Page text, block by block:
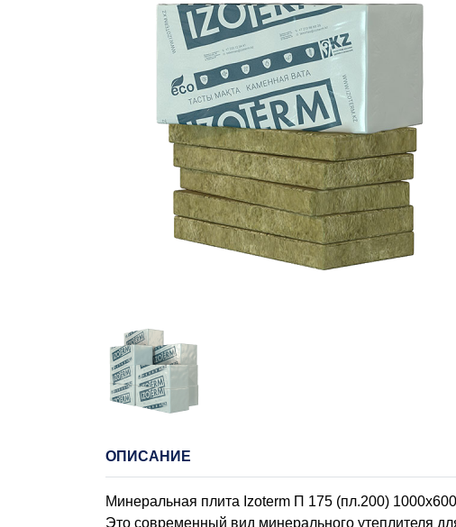
ОПИСАНИЕ
Минеральная плита Izoterm П 175 (пл.200)
Это современный вид минерального утеплителя